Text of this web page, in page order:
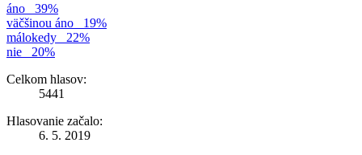
áno
39%
väčšinou áno
19%
málokedy
22%
nie
20%
Celkom hlasov:
5441
Hlasovanie začalo:
6. 5. 2019